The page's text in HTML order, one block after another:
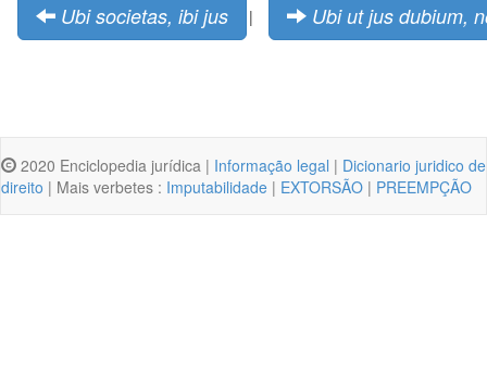
Ubi societas, ibi jus | Ubi ut jus dubium,
2020 Enciclopedia jurídica | Informação legal | Dicionario juridico de
direito | Mais verbetes : Imputabilidade | EXTORSÃO | PREEMPÇÃO